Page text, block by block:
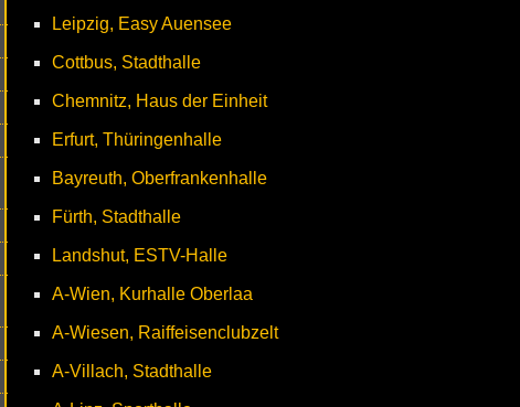
Leipzig, Easy Auensee
Cottbus, Stadthalle
Chemnitz, Haus der Einheit
Erfurt, Thüringenhalle
Bayreuth, Oberfrankenhalle
Fürth, Stadthalle
Landshut, ESTV-Halle
A-Wien, Kurhalle Oberlaa
A-Wiesen, Raiffeisenclubzelt
A-Villach, Stadthalle